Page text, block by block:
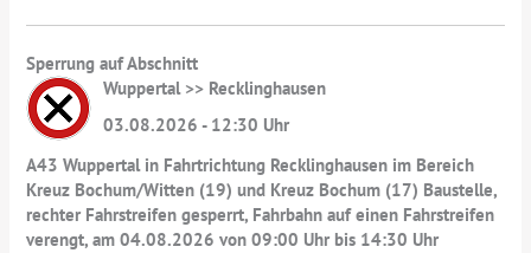
Sperrung auf Abschnitt
Wuppertal >> Recklinghausen
03.08.2026 - 12:30 Uhr
A43 Wuppertal in Fahrtrichtung Recklinghausen im Bereich
Kreuz Bochum/Witten (19) und Kreuz Bochum (17) Baustelle,
rechter Fahrstreifen gesperrt, Fahrbahn auf einen Fahrstreifen
verengt, am 04.08.2026 von 09:00 Uhr bis 14:30 Uhr